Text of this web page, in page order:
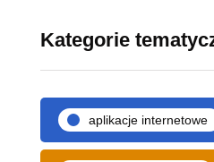
Kategorie
aplikacje internetowe